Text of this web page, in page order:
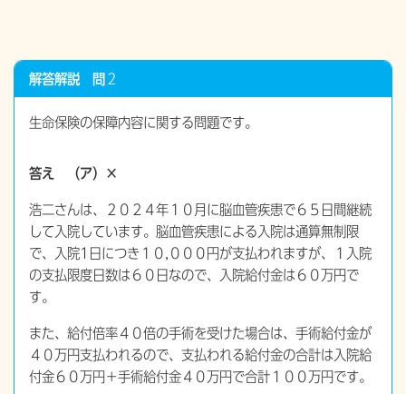
解答解説 問 ２
生命保険の保障内容に関する問題です。
答え （ア）×
浩二さんは、２０２４年１０月に脳血管疾患で６５日間継続
して入院しています。脳血管疾患による入院は通算無制限
で、入院1日につき１０,０００円が支払われますが、１入院
の支払限度日数は６０日なので、入院給付金は６０万円で
す。
また、給付倍率４０倍の手術を受けた場合は、手術給付金が
４０万円支払われるので、支払われる給付金の合計は入院給
付金６０万円＋手術給付金４０万円で合計１００万円です。